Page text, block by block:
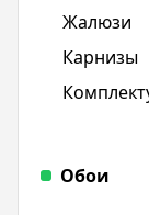
Жалюзи
Карнизы
Обои